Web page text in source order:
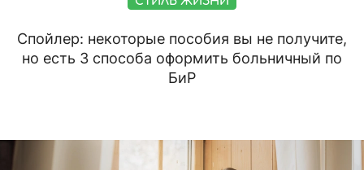
Спойлер: некоторые пособия вы не получите,
но есть 3 способа оформить больничный по
БиР